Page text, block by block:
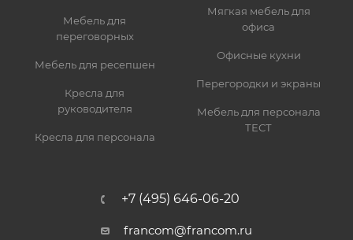
Мебель для
переговорных
Мебель для ресепшен
Кресла для
руководителя
Кресла для персонала
Мягкая мебель для
офиса
Офисные кухни
Перегородки и экраны
Мебель для персонала
ТЕСТ
+7 (495) 646-06-20
francom@francom.ru